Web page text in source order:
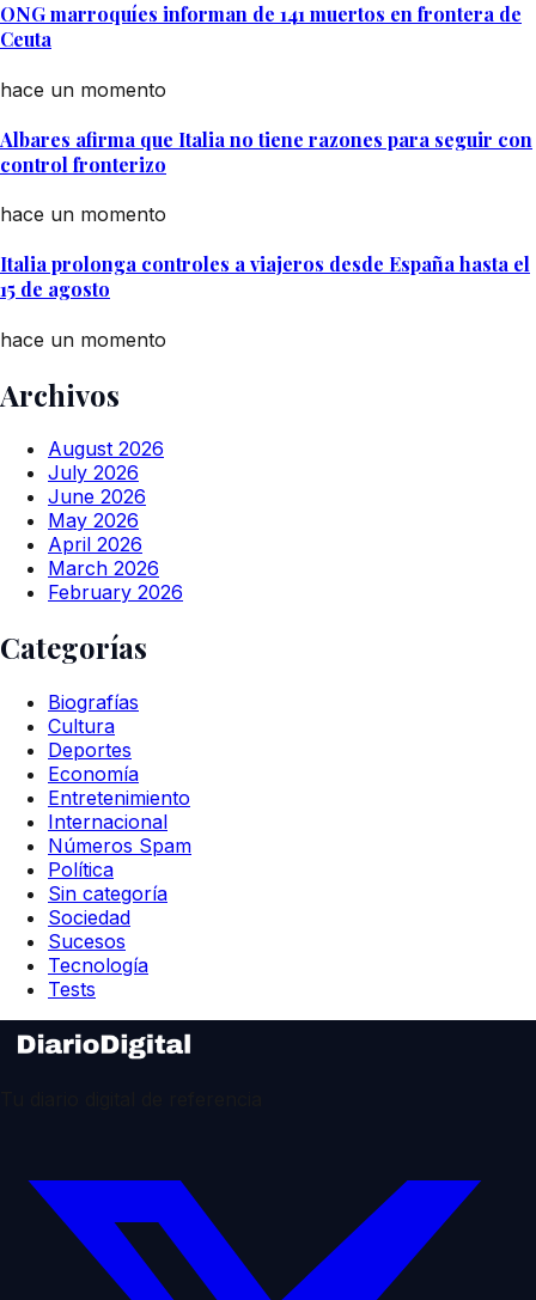
ONG marroquíes informan de 141 muertos en frontera de
Ceuta
hace un momento
Albares afirma que Italia no tiene razones para seguir con
control fronterizo
hace un momento
Italia prolonga controles a viajeros desde España hasta el
15 de agosto
hace un momento
Archivos
August 2026
July 2026
June 2026
May 2026
April 2026
March 2026
February 2026
Categorías
Biografías
Cultura
Deportes
Economía
Entretenimiento
Internacional
Números Spam
Política
Sin categoría
Sociedad
Sucesos
Tecnología
Tests